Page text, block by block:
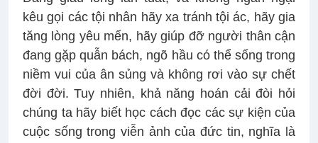
kêu gọi các tội nhân hãy xa tránh tội ác, hãy gia
tăng lòng yêu mến, hãy giúp đỡ người thân cận
đang gặp quẫn bách, ngõ hầu có thể sống trong
niềm vui của ân sủng và không rơi vào sự chết
đời đời. Tuy nhiên, khả năng hoán cải đòi hỏi
chúng ta hãy biết học cách đọc các sự kiện của
cuộc sống trong viễn ảnh của đức tin, nghĩa là